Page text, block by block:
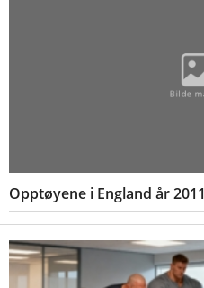
Opptøyene i England år 2011